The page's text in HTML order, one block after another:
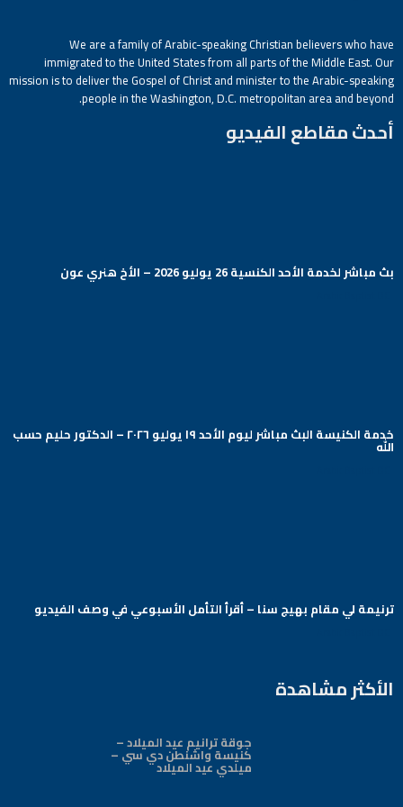
We are a family of Arabic-speaking Christian believers who have
immigrated to the United States from all parts of the Middle East. Our
mission is to deliver the Gospel of Christ and minister to the Arabic-speaking
people in the Washington, D.C. metropolitan area and beyond.
أحدث مقاطع الفيديو
بث مباشر لخدمة الأحد الكنسية 26 يوليو 2026 – الأخ هنري عون
خدمة الكنيسة البث مباشر ليوم الأحد ١٩ يوليو ٢٠٢٦ – الدكتور حليم حسب
الله
ترنيمة لي مقام بهيج سنا – أقرأ التأمل الأسبوعي في وصف الفيديو
الأكثر مشاهدة
جوقة ترانيم عيد الميلاد –
كنيسة واشنطن دي سي –
ميلدي عيد الميلاد